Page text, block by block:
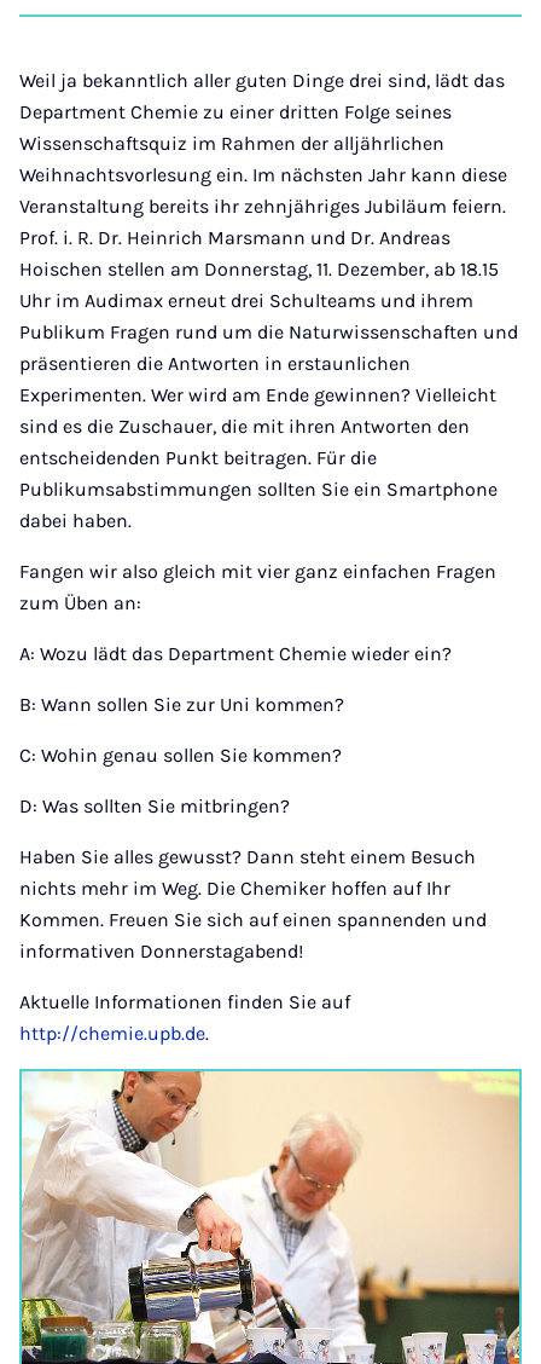
on
auf auf auf über
Mail
Weil ja bekanntlich aller guten Dinge drei sind, lädt das
Department Chemie zu einer dritten Folge seines
Wissenschaftsquiz im Rahmen der alljährlichen
Weihnachtsvorlesung ein. Im nächsten Jahr kann diese
Veranstaltung bereits ihr zehnjähriges Jubiläum feiern.
Prof. i. R. Dr. Heinrich Marsmann und Dr. Andreas
Hoischen stellen am Donnerstag, 11. Dezember, ab 18.15
Uhr im Audimax erneut drei Schulteams und ihrem
Publikum Fragen rund um die Naturwissenschaften und
präsentieren die Antworten in erstaunlichen
Experimenten. Wer wird am Ende gewinnen? Vielleicht
sind es die Zuschauer, die mit ihren Antworten den
entscheidenden Punkt beitragen. Für die
Publikumsabstimmungen sollten Sie ein Smartphone
dabei haben.
Fangen wir also gleich mit vier ganz einfachen Fragen
zum Üben an:
A: Wozu lädt das Department Chemie wieder ein?
B: Wann sollen Sie zur Uni kommen?
C: Wohin genau sollen Sie kommen?
D: Was sollten Sie mitbringen?
Haben Sie alles gewusst? Dann steht einem Besuch
nichts mehr im Weg. Die Chemiker hoffen auf Ihr
Kommen. Freuen Sie sich auf einen spannenden und
informativen Donnerstagabend!
Aktuelle Informationen finden Sie auf
http://chemie.upb.de.